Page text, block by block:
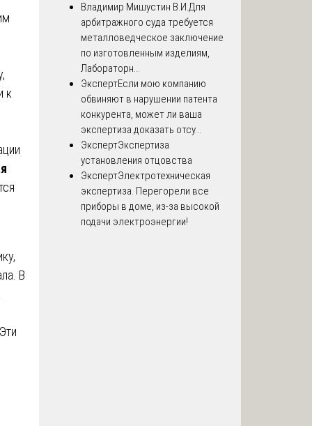
к
В
Владимир Мишустин В.И.Для
арбитражного суда требуется
металловедческое заключение
по изготовленным изделиям,
Лабораторн...
ЭкспертЕсли мою компанию
обвиняют в нарушении патента
конкурента, может ли ваша
экспертиза доказать отсу...
ЭкспертЭкспертиза
установления отцовства
ЭкспертЭлектротехническая
экспертиза. Перегорели все
приборы в доме, из-за высокой
подачи электроэнергии!